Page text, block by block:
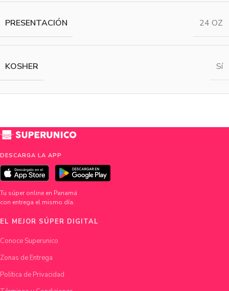
PRESENTACIÓN 24 OZ
KOSHER Sí
DESCARGA LA APP
Tu súper online en Panamá
con entrega el mismo día.
EL MEJOR SÚPER DIGITAL
Conoce Superunico
Zonas de Entrega
Política de Privacidad